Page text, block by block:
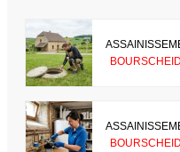
BOURSCHEID
BOURSCHEID